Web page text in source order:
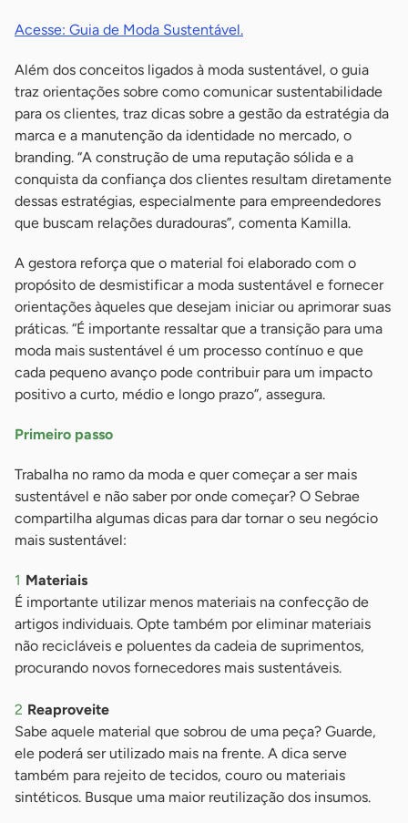
Acesse: Guia de Moda Sustentável.
Além dos conceitos ligados à moda sustentável, o guia
traz orientações sobre como comunicar sustentabilidade
para os clientes, traz dicas sobre a gestão da estratégia da
marca e a manutenção da identidade no mercado, o
branding. “A construção de uma reputação sólida e a
conquista da confiança dos clientes resultam diretamente
dessas estratégias, especialmente para empreendedores
que buscam relações duradouras”, comenta Kamilla.
A gestora reforça que o material foi elaborado com o
propósito de desmistificar a moda sustentável e fornecer
orientações àqueles que desejam iniciar ou aprimorar suas
práticas. “É importante ressaltar que a transição para uma
moda mais sustentável é um processo contínuo e que
cada pequeno avanço pode contribuir para um impacto
positivo a curto, médio e longo prazo”, assegura.
Primeiro passo
Trabalha no ramo da moda e quer começar a ser mais
sustentável e não saber por onde começar? O Sebrae
compartilha algumas dicas para dar tornar o seu negócio
mais sustentável:
Materiais
É importante utilizar menos materiais na confecção de
artigos individuais. Opte também por eliminar materiais
não recicláveis e poluentes da cadeia de suprimentos,
procurando novos fornecedores mais sustentáveis.
Reaproveite
Sabe aquele material que sobrou de uma peça? Guarde,
ele poderá ser utilizado mais na frente. A dica serve
também para rejeito de tecidos, couro ou materiais
sintéticos. Busque uma maior reutilização dos insumos.